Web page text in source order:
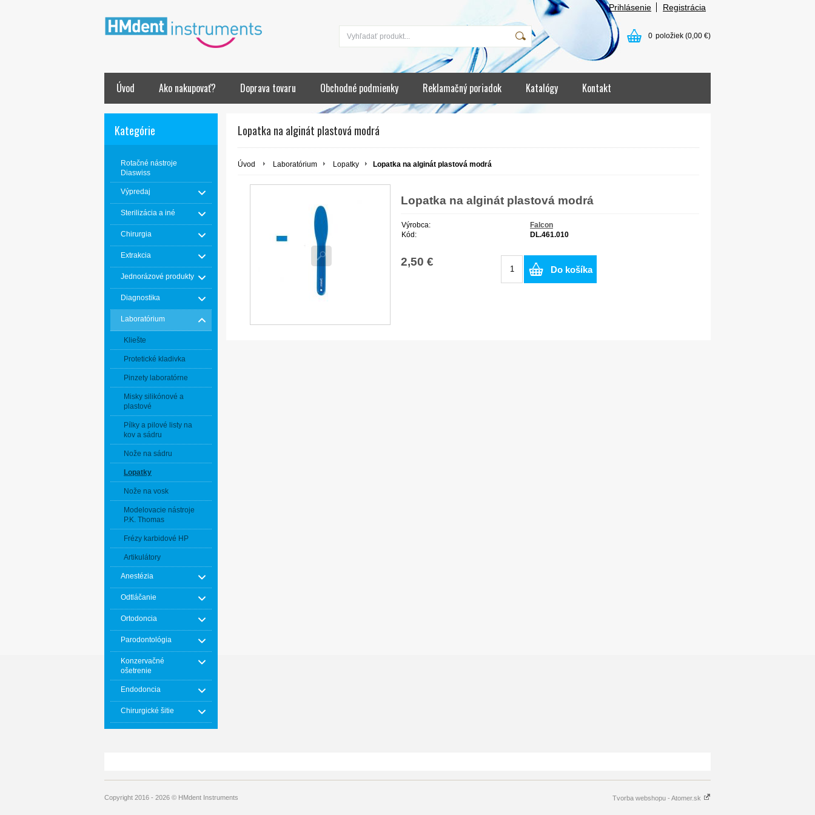
Prihlásenie Registrácia
0 položiek (0,00 €)
Úvod Ako nakupovať? Doprava tovaru Obchodné podmienky Reklamačný poriadok Katalógy Kontakt
Kategórie
Rotačné nástroje
Diaswiss
Výpredaj
Sterilizácia a iné
Chirurgia
Extrakcia
Jednorázové produkty
Diagnostika
Laboratórium
Kliešte
Protetické kladivka
Pinzety laboratórne
Misky silikónové a
plastové
Pílky a pilové listy na
kov a sádru
Nože na sádru
Lopatky
Nože na vosk
Modelovacie nástroje
P.K. Thomas
Frézy karbidové HP
Artikulátory
Anestézia
Odtláčanie
Ortodoncia
Parodontológia
Konzervačné
ošetrenie
Endodoncia
Chirurgické šitie
Lopatka na alginát plastová modrá
Úvod Laboratórium Lopatky Lopatka na alginát plastová modrá
Lopatka na alginát plastová modrá
Výrobca:
Falcon
Kód:
DL.461.010
2,50 €
Do košíka
Copyright 2016 - 2026 © HMdent Instruments Tvorba webshopu - Atomer.sk